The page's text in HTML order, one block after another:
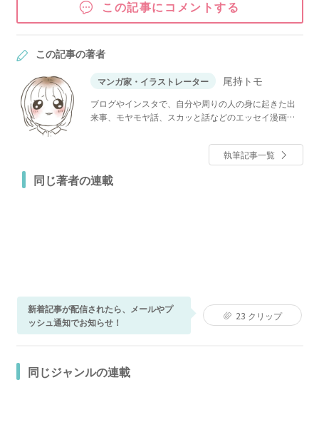
この記事にコメントする
この記事の著者
マンガ家・イラストレーター 尾持トモ
ブログやインスタで、自分や周りの人の身に起きた出
来事、モヤモヤ話、スカッと話などのエッセイ漫画を
執筆記事一覧
同じ著者の連載
新着記事が配信されたら、メールやプ
ッシュ通知でお知らせ！
23 クリップ
同じジャンルの連載